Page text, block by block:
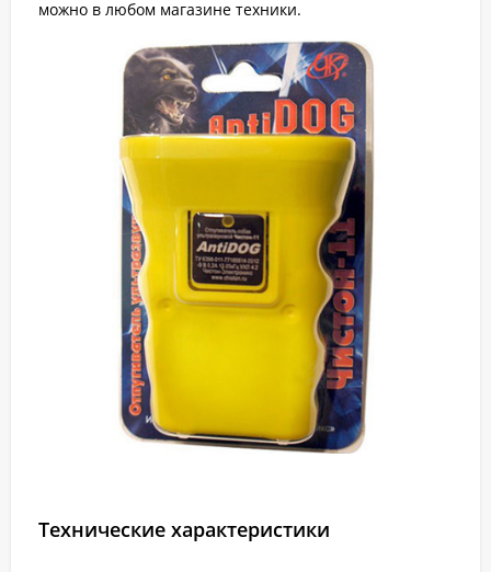
можно в любом магазине техники.
Технические характеристики